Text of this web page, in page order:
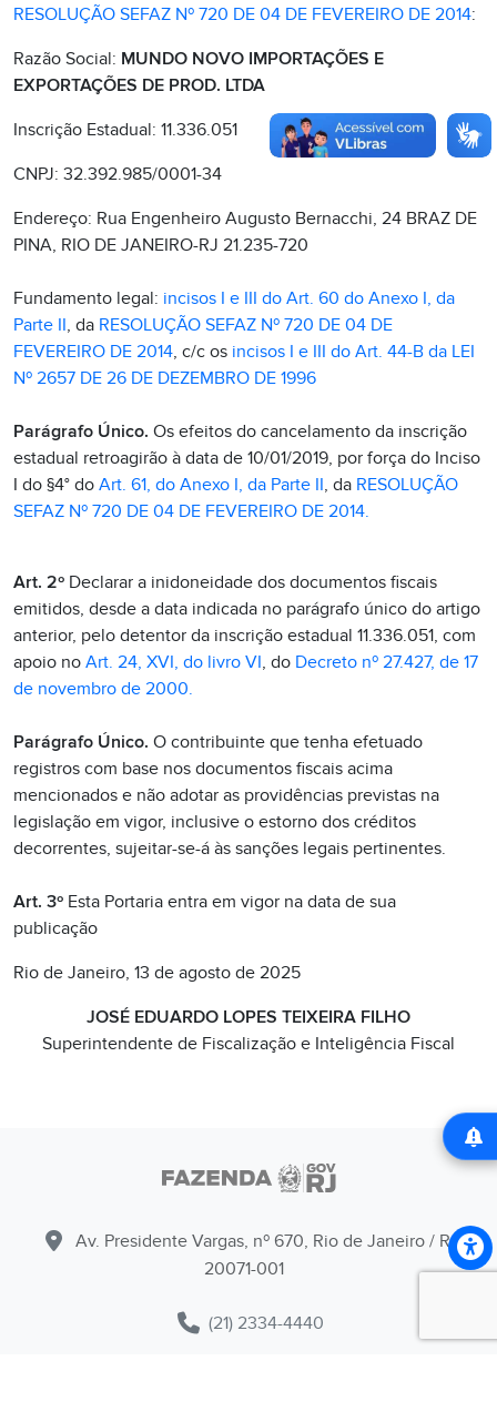
RESOLUÇÃO SEFAZ Nº 720 DE 04 DE FEVEREIRO DE 2014:
Razão Social: MUNDO NOVO IMPORTAÇÕES E
EXPORTAÇÕES DE PROD. LTDA
Inscrição Estadual: 11.336.051
CNPJ: 32.392.985/0001-34
Endereço: Rua Engenheiro Augusto Bernacchi, 24 BRAZ DE
PINA, RIO DE JANEIRO-RJ 21.235-720
Fundamento legal: incisos I e III do Art. 60 do Anexo I, da
Parte II, da RESOLUÇÃO SEFAZ Nº 720 DE 04 DE
FEVEREIRO DE 2014, c/c os incisos I e III do Art. 44-B da LEI
Nº 2657 DE 26 DE DEZEMBRO DE 1996
Parágrafo Único. Os efeitos do cancelamento da inscrição
estadual retroagirão à data de 10/01/2019, por força do Inciso
I do §4° do Art. 61, do Anexo I, da Parte II, da RESOLUÇÃO
SEFAZ Nº 720 DE 04 DE FEVEREIRO DE 2014.
Art. 2º Declarar a inidoneidade dos documentos fiscais
emitidos, desde a data indicada no parágrafo único do artigo
anterior, pelo detentor da inscrição estadual 11.336.051, com
apoio no Art. 24, XVI, do livro VI, do Decreto nº 27.427, de 17
de novembro de 2000.
Parágrafo Único. O contribuinte que tenha efetuado
registros com base nos documentos fiscais acima
mencionados e não adotar as providências previstas na
legislação em vigor, inclusive o estorno dos créditos
decorrentes, sujeitar-se-á às sanções legais pertinentes.
Art. 3º Esta Portaria entra em vigor na data de sua
publicação
Rio de Janeiro, 13 de agosto de 2025
JOSÉ EDUARDO LOPES TEIXEIRA FILHO
Superintendente de Fiscalização e Inteligência Fiscal
Av. Presidente Vargas, nº 670, Rio de Janeiro / RJ -
20071-001
(21) 2334-4440